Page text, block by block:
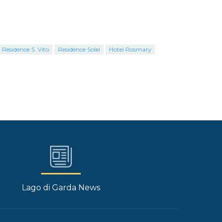
Residence S. Vito Residence Solei Hotel Rosmary
Lago di Garda News